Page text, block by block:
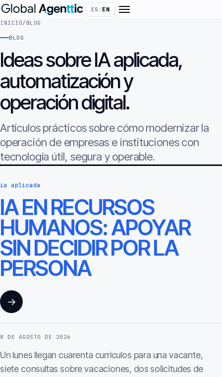
ES /EN
INICIO/ BLOG
BLOG
Ideas sobre IA aplicada,
automatización y
operación digital.
Artículos prácticos sobre cómo modernizar la
operación de empresas e instituciones con
tecnología útil, segura y operable.
ia aplicada
IA EN RECURSOS
HUMANOS: APOYAR
SIN DECIDIR POR LA
PERSONA
→
8 DE AGOSTO DE 2026
Un lunes llegan cuarenta currículos para una vacante,
siete consultas sobre vacaciones, dos solicitudes de